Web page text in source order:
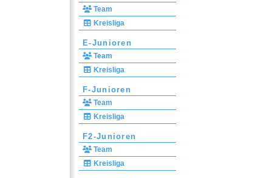
Team
Kreisliga
E-Junioren
Team
Kreisliga
F-Junioren
Team
Kreisliga
F2-Junioren
Team
Kreisliga